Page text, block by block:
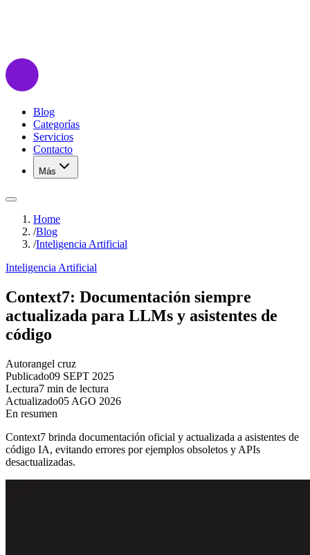
Blog
Categorías
Servicios
Contacto
Más
Home
/Blog
/Inteligencia Artificial
Inteligencia Artificial
Context7: Documentación siempre
actualizada para LLMs y asistentes de
código
Autorangel cruz
Publicado09 SEPT 2025
Lectura7 min de lectura
Actualizado05 AGO 2026
En resumen
Context7 brinda documentación oficial y actualizada a asistentes de
código IA, evitando errores por ejemplos obsoletos y APIs
desactualizadas.